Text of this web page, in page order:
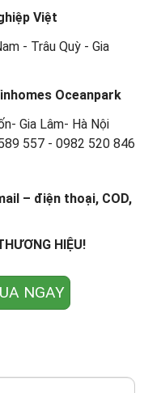
Việt
- Trâu Quỳ - Gia
Oceanpark
Gia Lâm- Hà Nội
557 - 0982 520 846
– điện thoại, COD,
HIỆU!
NGAY